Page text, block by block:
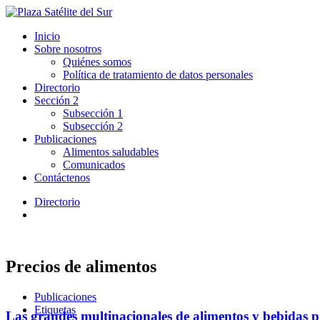
Inicio
Sobre nosotros
Quiénes somos
Política de tratamiento de datos personales
Directorio
Sección 2
Subsección 1
Subsección 2
Publicaciones
Alimentos saludables
Comunicados
Contáctenos
Directorio
Precios de alimentos
Publicaciones
Etiquetas
Las grandes multinacionales de alimentos y bebidas